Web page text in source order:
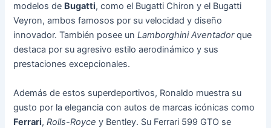
modelos de Bugatti, como el Bugatti Chiron y el Bugatti
Veyron, ambos famosos por su velocidad y diseño
innovador. También posee unLamborghini Aventadorque
destaca por su agresivo estilo aerodinámico y sus
prestaciones excepcionales.
Además de estos superdeportivos, Ronaldo muestra su
gusto por la elegancia con autos de marcas icónicas como
Ferrari,Rolls-Royce y Bentley. Su Ferrari 599 GTO se